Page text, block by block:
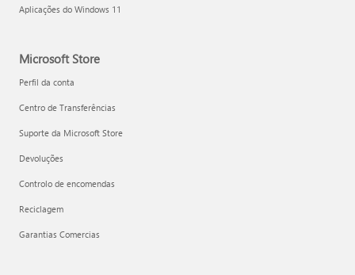
Aplicações do Windows 11
Microsoft Store
Perfil da conta
Centro de Transferências
Suporte da Microsoft Store
Devoluções
Controlo de encomendas
Reciclagem
Garantias Comercias